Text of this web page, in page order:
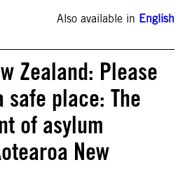
Also available in English
Zealand: Please
place: The
of asylum
New